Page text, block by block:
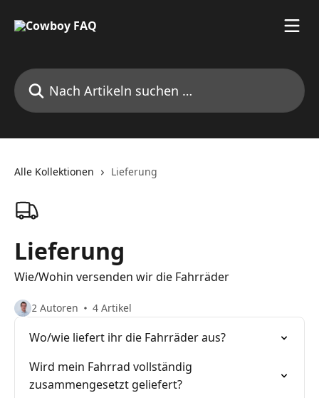
Nach Artikeln suchen …
Alle Kollektionen Lieferung
Lieferung
Wie/Wohin versenden wir die Fahrräder
2 Autoren 4 Artikel
Wo/wie liefert ihr die Fahrräder aus?
Wird mein Fahrrad vollständig
zusammengesetzt geliefert?